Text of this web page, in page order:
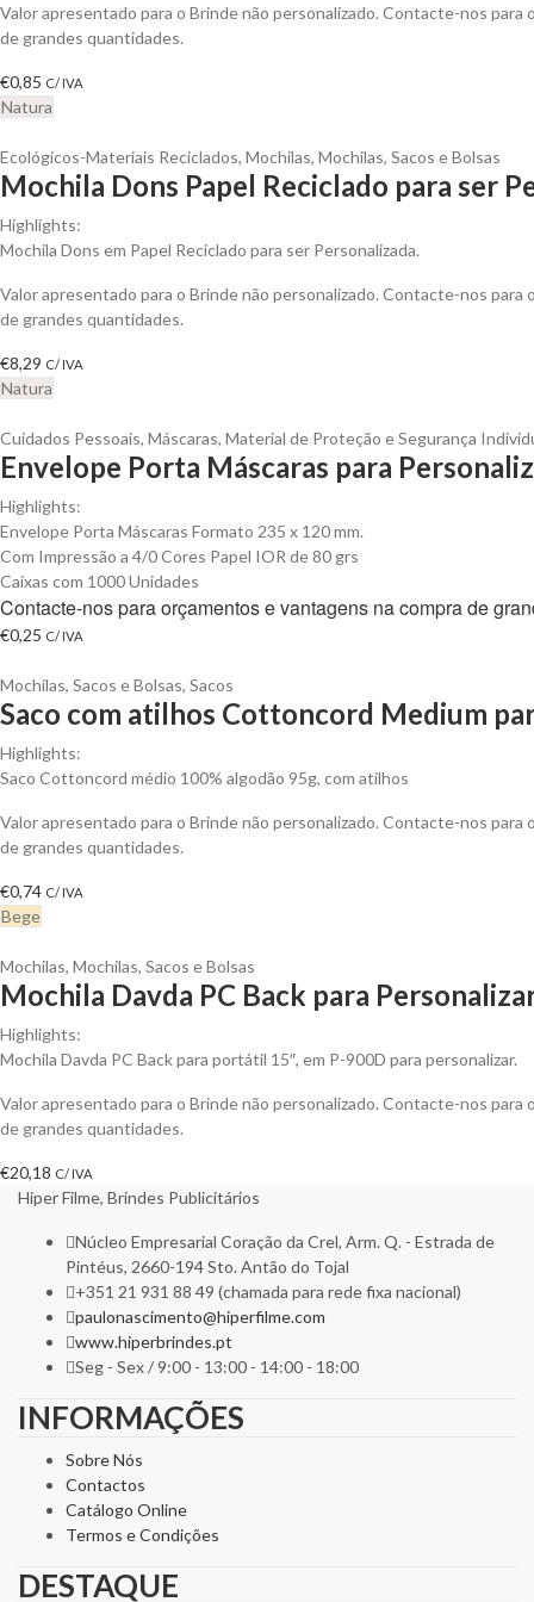
Valor apresentado para o Brinde não personalizado. Contacte-nos
de grandes quantidades.
€0,85 C/ IVA
Natura
Ecológicos-Materiais Reciclados, Mochilas, Mochilas, Sacos e Bolsas
Mochila Dons Papel Reciclado para ser
Highlights:
Mochila Dons em Papel Reciclado para ser Personalizada.
Valor apresentado para o Brinde não personalizado. Contacte-nos
de grandes quantidades.
€8,29 C/ IVA
Natura
Cuidados Pessoais, Máscaras, Material de Proteção e Segurança
Envelope Porta Máscaras para
Highlights:
Envelope Porta Máscaras Formato 235 x 120 mm.
Com Impressão a 4/0 Cores Papel IOR de 80 grs
Caixas com 1000 Unidades
Contacte-nos para orçamentos e vantagens na compra de
€0,25 C/ IVA
Mochilas, Sacos e Bolsas, Sacos
Saco com atilhos Cottoncord Medium
Highlights:
Saco Cottoncord médio 100% algodão 95g, com atilhos
Valor apresentado para o Brinde não personalizado. Contacte-nos
de grandes quantidades.
€0,74 C/ IVA
Bege
Mochilas, Mochilas, Sacos e Bolsas
Mochila Davda PC Back para
Highlights:
Mochila Davda PC Back para portátil 15″, em P-900D para personalizar.
Valor apresentado para o Brinde não personalizado. Contacte-nos
de grandes quantidades.
€20,18 C/ IVA
Hiper Filme, Brindes Publicitários
Núcleo Empresarial Coração da Crel, Arm. Q. - Estrada de
Pintéus, 2660-194 Sto. Antão do Tojal
+351 21 931 88 49 (chamada para rede fixa nacional)
paulonascimento@hiperfilme.com
www.hiperbrindes.pt
Seg - Sex / 9:00 - 13:00 - 14:00 - 18:00
INFORMAÇÕES
Sobre Nós
Contactos
Catálogo Online
Termos e Condições
DESTAQUE